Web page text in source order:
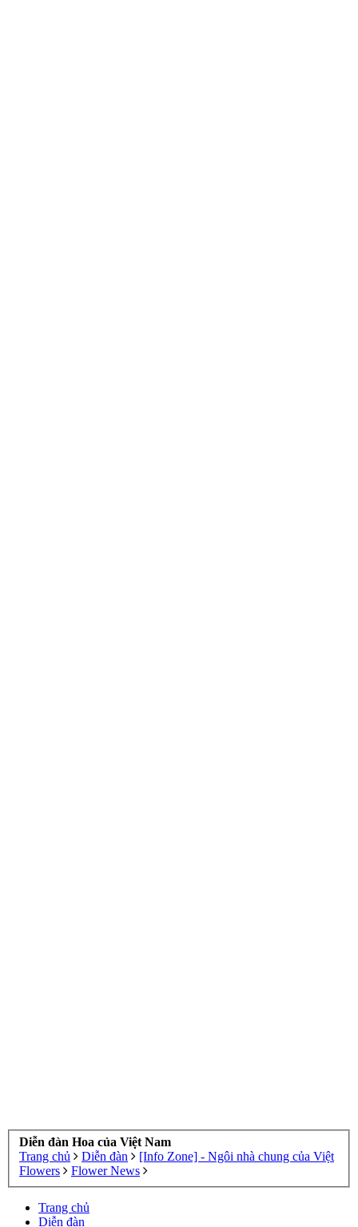
Diễn đàn Hoa của Việt Nam
Trang chủ
Diễn đàn
[Info Zone] - Ngôi nhà chung của Việt
Flowers
Flower News
Trang chủ
Diễn đàn